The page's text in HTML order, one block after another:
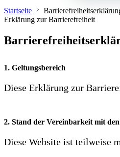
Startseite
Erklärung zur Barrierefreiheit
1. Geltungsbereich
Diese Erklärung zur
2. Stand der Vereinbarkeit mit
Diese Website ist teilweise